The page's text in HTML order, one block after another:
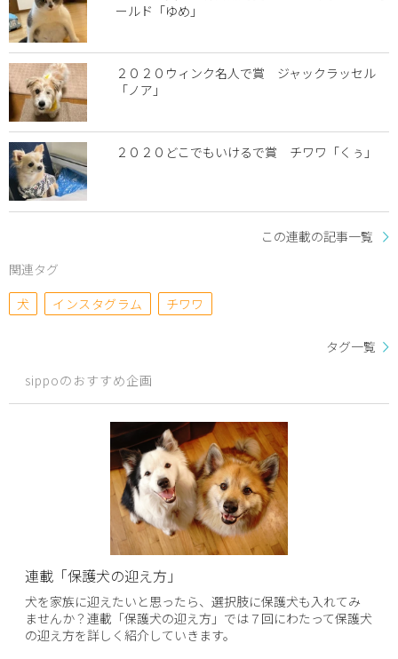
ールド「ゆめ」
２０２０ウィンク名人で賞 ジャックラッセル
「ノア」
２０２０どこでもいけるで賞 チワワ「くぅ」
この連載の記事一覧
関連タグ
犬
インスタグラム チワワ
タグ一覧
sippoのおすすめ企画
連載「保護犬の迎え方」
犬を家族に迎えたいと思ったら、選択肢に保護犬も入れてみ
ませんか？連載「保護犬の迎え方」では７回にわたって保護犬
の迎え方を詳しく紹介していきます。